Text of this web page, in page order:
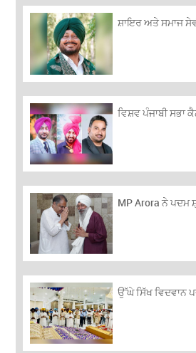
ਸ਼ਾਇਰ ਅਤੇ ਸਮਾਜ
ਵਿਸ਼ਵ ਪੰਜਾਬੀ ਸਭਾ
MP Arora ਨੇ ਪਦਮ
ਉੱਘੇ ਸਿੱਖ ਵਿਦਵਾਨ